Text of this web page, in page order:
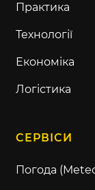
Практика
Технології
Економіка
Логістика
СЕРВІСИ
Погода